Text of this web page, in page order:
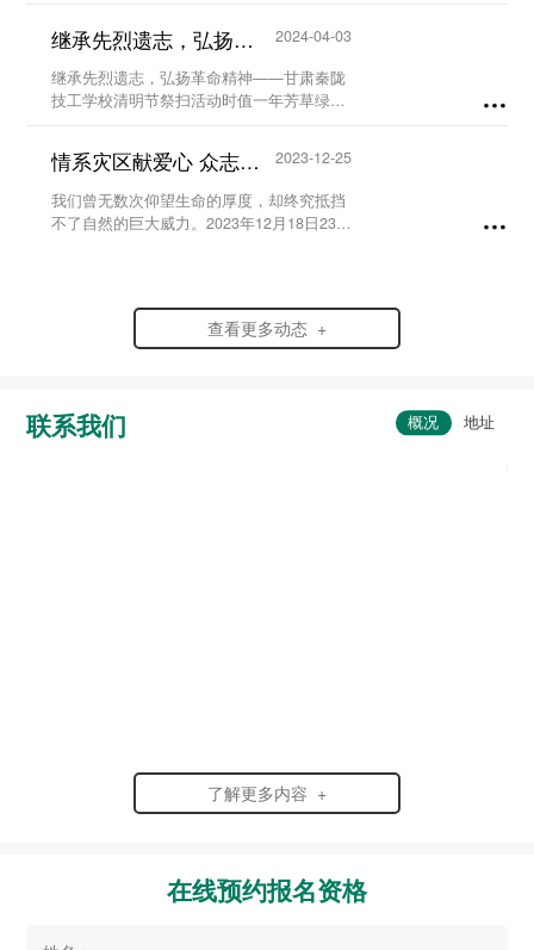
人人享有技能的校园氛围。5月23日至29
日，我校...
继承先烈遗志，弘扬革命精神-甘肃秦陇技工学校清明节祭扫活动...
2024-04-03
继承先烈遗志，弘扬革命精神——甘肃秦陇
技工学校清明节祭扫活动时值一年芳草绿，
烈精神，在党支部及校团委的组织领导下，
我校于20...
情系灾区献爱心 众志成城渡难关...
2023-12-25
我们曾无数次仰望生命的厚度，却终究抵挡
不了自然的巨大威力。2023年12月18日23时
查看更多动态 +
联系我们
了解更多内容 +
在线预约报名资格